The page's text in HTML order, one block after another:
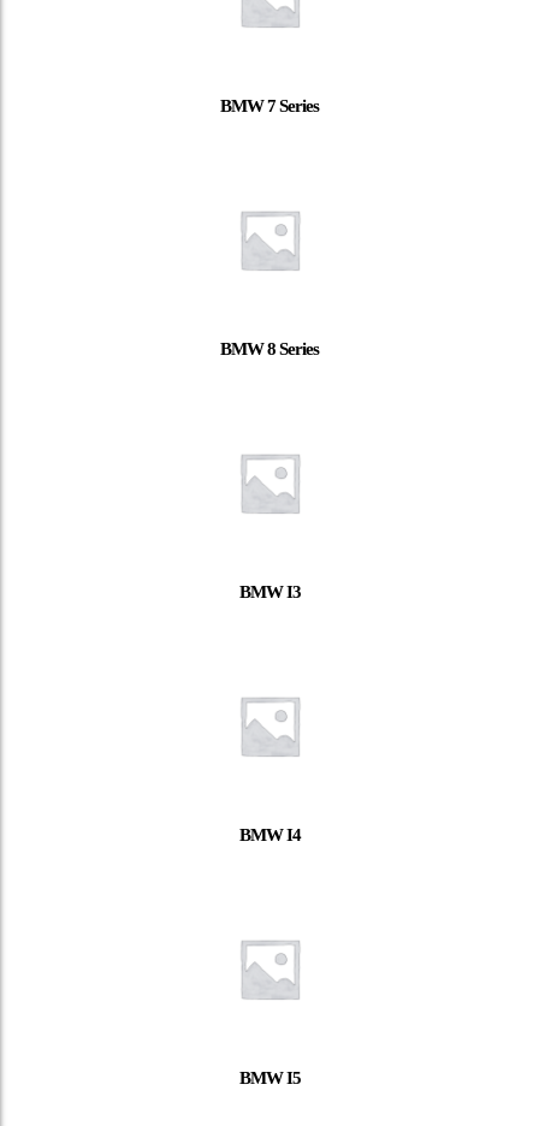
BMW 7 Series
BMW 8 Series
BMW I3
BMW I4
BMW I5